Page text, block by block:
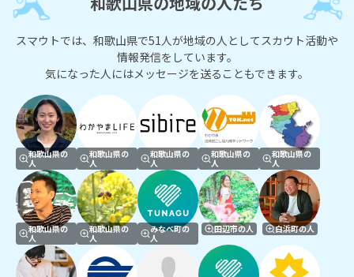
スマウトでは、和歌山県で51人が地域の人としてスカウト活動や
情報発信をしています。
気になった人にはメッセージを送ることもできます。
和歌山県の
人
和歌山県の
人
和歌山県の
人
和歌山県の
人
和歌山県の
人
和歌山県の
人
和歌山県の
人
みなべ町の
人
田辺市の人 白浜町の人